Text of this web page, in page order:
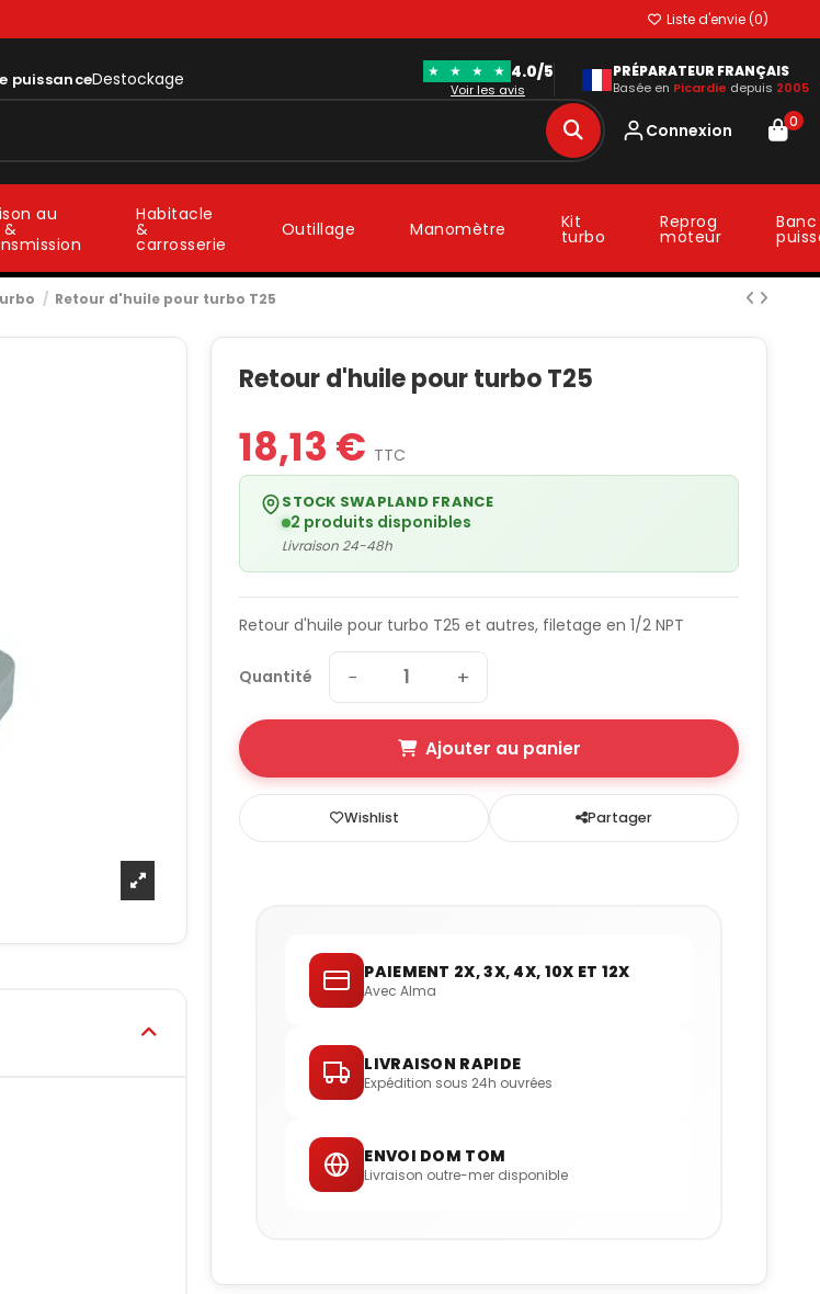
Liste d'envie (0)
puissanceDestockage ★ ★ ★ ★ 4.0/5
Voir les avis
PRÉPARATEUR FRANÇAIS
Basée en Picardie depuis 2005
Connexion 0
au
&
Habitacle
&
carrosserie
Outillage Manomètre Kit
turbo
Reprog
moteur
Retour d'huile pour turbo T25
Retour d'huile pour turbo T25
18,13 € TTC
STOCK SWAPLAND FRANCE
2 produits disponibles
Livraison 24-48h
Retour d'huile pour turbo T25 et autres, filetage en 1/2 NPT
Quantité − +
Ajouter au panier
Wishlist Partager
PAIEMENT 2X, 3X, 4X, 10X ET 12X
Avec Alma
LIVRAISON RAPIDE
Expédition sous 24h ouvrées
ENVOI DOM TOM
Livraison outre-mer disponible